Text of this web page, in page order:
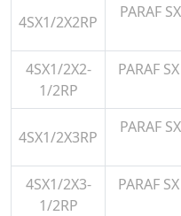
4SX1/2X2RP
PARAF
4SX1/2X2-
1/2RP
PARAF
4SX1/2X3RP
PARAF
4SX1/2X3-
1/2RP
PARAF